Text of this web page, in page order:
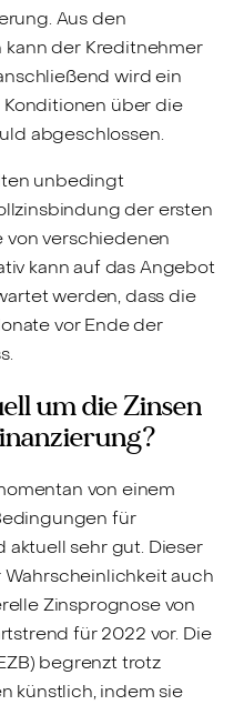
Aus den
der Kreditnehmer
wird ein
über die
abgeschlossen.
unbedingt
der ersten
verschiedenen
kann auf das Angebot
werden, dass die
vor Ende der
um die Zinsen
von einem
für
aktuell sehr gut. Dieser
auch
Zinsprognose von
für 2022 vor. Die
begrenzt trotz
künstlich, indem sie